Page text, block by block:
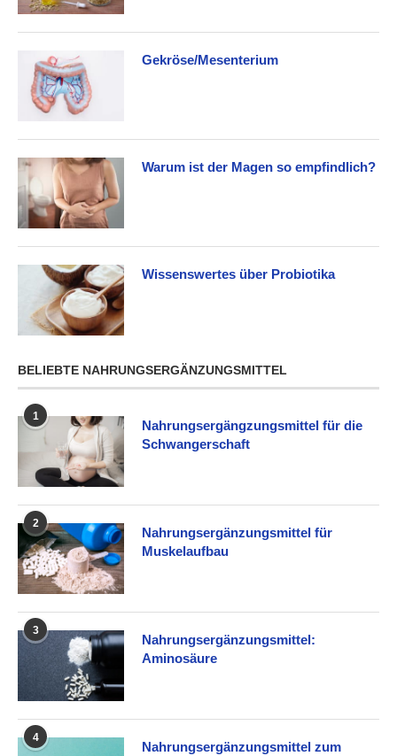
Gekröse/Mesenterium
Warum ist der Magen so empfindlich?
Wissenswertes über Probiotika
BELIEBTE NAHRUNGSERGÄNZUNGSMITTEL
1
Nahrungsergängzungsmittel für die
Schwangerschaft
2
Nahrungsergänzungsmittel für
Muskelaufbau
3
Nahrungsergänzungsmittel:
Aminosäure
4
Nahrungsergänzungsmittel zum